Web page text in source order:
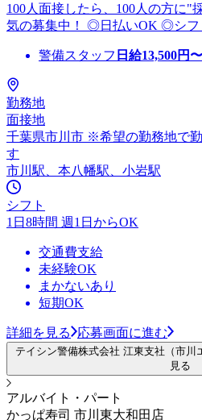
100人面接したら、100人の方に
気の募集中！ ◎日払いOK ◎シフ
警備スタッフ 日給13,500円〜
勤務地
面接地
千葉県市川市 ※希望の勤務地で
す
市川駅、本八幡駅、小岩駅
シフト
1日8時間 週1日からOK
交通費支給
未経験OK
まかないあり
短期OK
詳細を見る 応募画面に進む
テイシン警備株式会社 江東支社（市川
見る
アルバイト・パート
かっぱ寿司 市川東大和田店